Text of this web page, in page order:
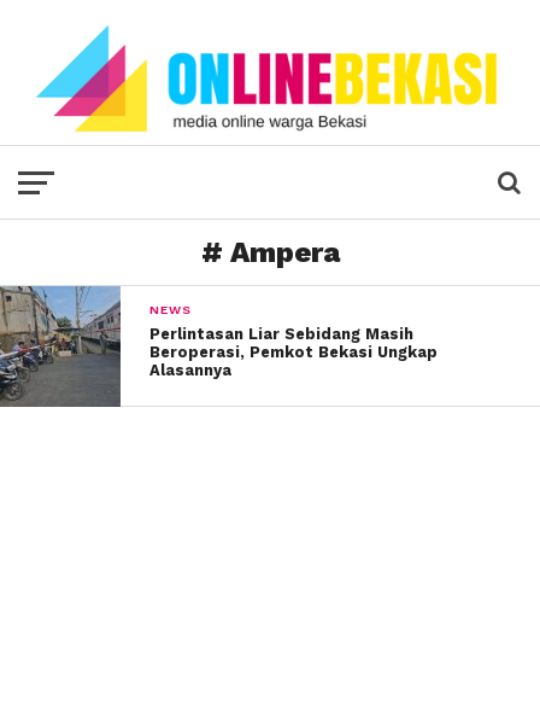
# Ampera
NEWS
Perlintasan Liar Sebidang Masih
Beroperasi, Pemkot Bekasi Ungkap
Alasannya